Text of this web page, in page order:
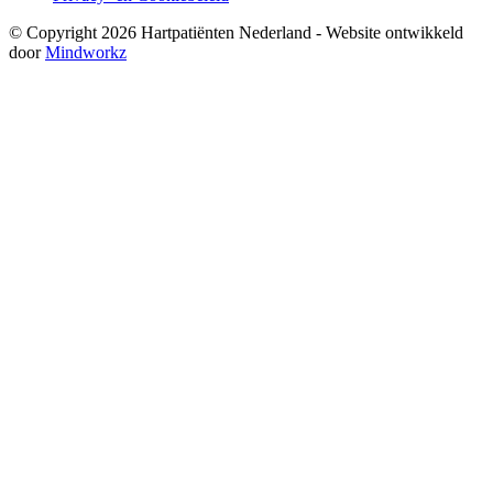
© Copyright 2026 Hartpatiënten Nederland - Website ontwikkeld
doorMindworkz